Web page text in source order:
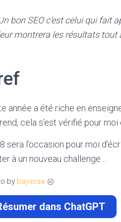
bon SEO c’est celui qui fait
montrera les résultats tout
année a été riche en
cela s’est vérifié pour moi
sera l’occasion pour moi
à un nouveau challenge…
by bayasaa
dans ChatGPT